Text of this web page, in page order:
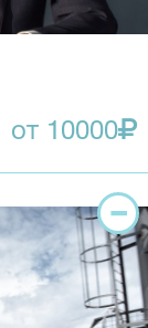
от 10000